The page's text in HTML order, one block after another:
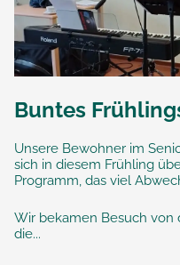
Buntes
Unsere Bewohner im
sich in diesem Frühling
Programm, das viel
Wir bekamen Besuch von
die...